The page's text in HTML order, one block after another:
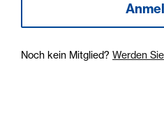
Noch kein Mitglied? Werden